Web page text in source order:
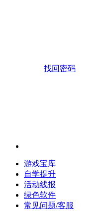
找回密码
游戏宝库
自学提升
活动线报
绿色软件
常见问题/客服